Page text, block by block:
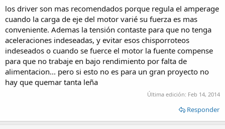
insisto los servos........lo veo que 2A es mucho consumo....
los driver son mas recomendados porque regula el amperage
cuando la carga de eje del motor varié su fuerza es mas
conveniente. Ademas la tensión contaste para que no tenga
aceleraciones indeseadas, y evitar esos chisporroteos
indeseados o cuando se fuerce el motor la fuente compense
para que no trabaje en bajo rendimiento por falta de
alimentacion... pero si esto no es para un gran proyecto no
hay que quemar tanta leña
Última edición: Feb 14, 2014
Responder